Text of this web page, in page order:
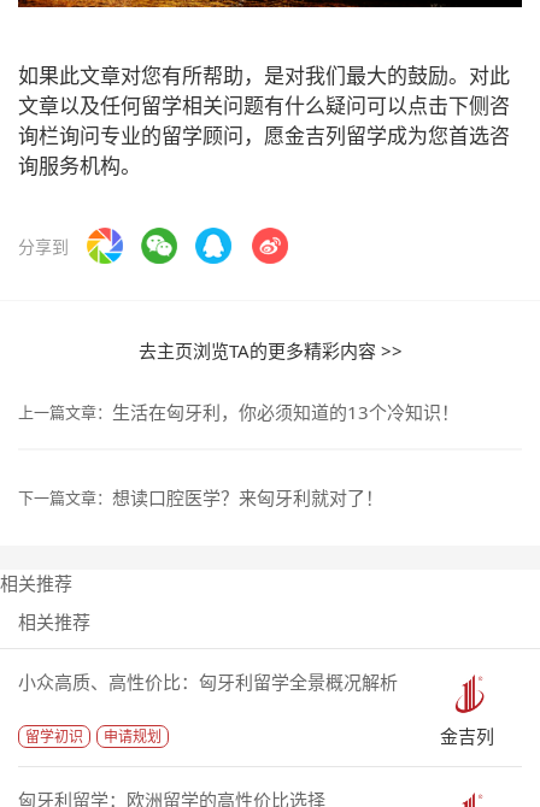
如果此文章对您有所帮助，是对我们最大的鼓励。对此
文章以及任何留学相关问题有什么疑问可以点击下侧咨
询栏询问专业的留学顾问，愿金吉列留学成为您首选咨
询服务机构。
分享到
去主页浏览TA的更多精彩内容 >>
上一篇文章： 生活在匈牙利，你必须知道的13个冷知识！
下一篇文章： 想读口腔医学？来匈牙利就对了！
相关推荐
相关推荐
小众高质、高性价比：匈牙利留学全景概况解析
留学初识 申请规划 金吉列
匈牙利留学：欧洲留学的高性价比选择